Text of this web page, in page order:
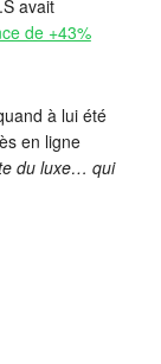
avait
de +43%
à lui été
en ligne
du luxe… qui